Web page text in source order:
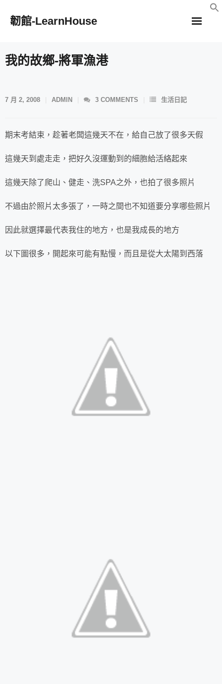
韌館-LearnHouse
我的故鄉-將軍漁港
7 月 2, 2008 ADMIN 3 COMMENTS 生活日記
期末考結束，趁著老闆這幾天不在，給自己放了很多天假
這幾天到處走走，把好久沒運動到的細胞給活絡起來
這幾天除了爬山、健走、洗SPA之外，也拍了很多照片
不過由於照片太多張了，一時之間也不知道要分享哪些照片
因此就選擇最代表我住的地方，也是我成長的地方
以下圖很多，開起來可能有點慢，而且是從大太陽到西落